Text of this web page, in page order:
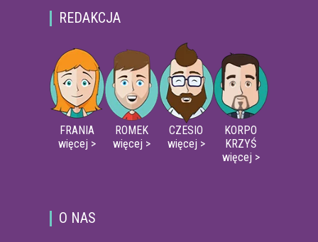
REDAKCJA
FRANIA
więcej >
ROMEK
więcej >
CZESIO
więcej >
KORPO
KRZYŚ
więcej >
O NAS